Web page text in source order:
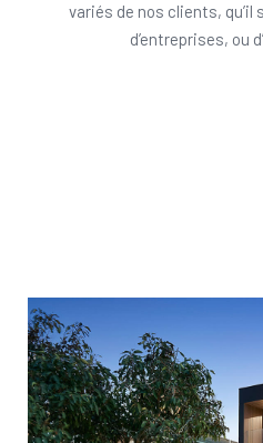
variés de nos clients, qu’il
d’entreprises, ou